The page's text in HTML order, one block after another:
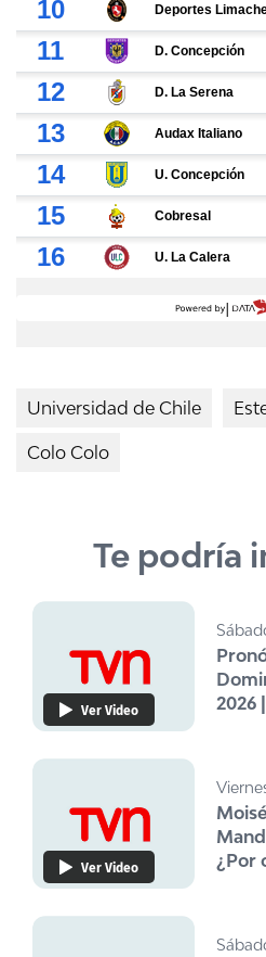
Universidad de Chile
Colo Colo
Te podría
Ver Video
2026
Ver Video
¿Por